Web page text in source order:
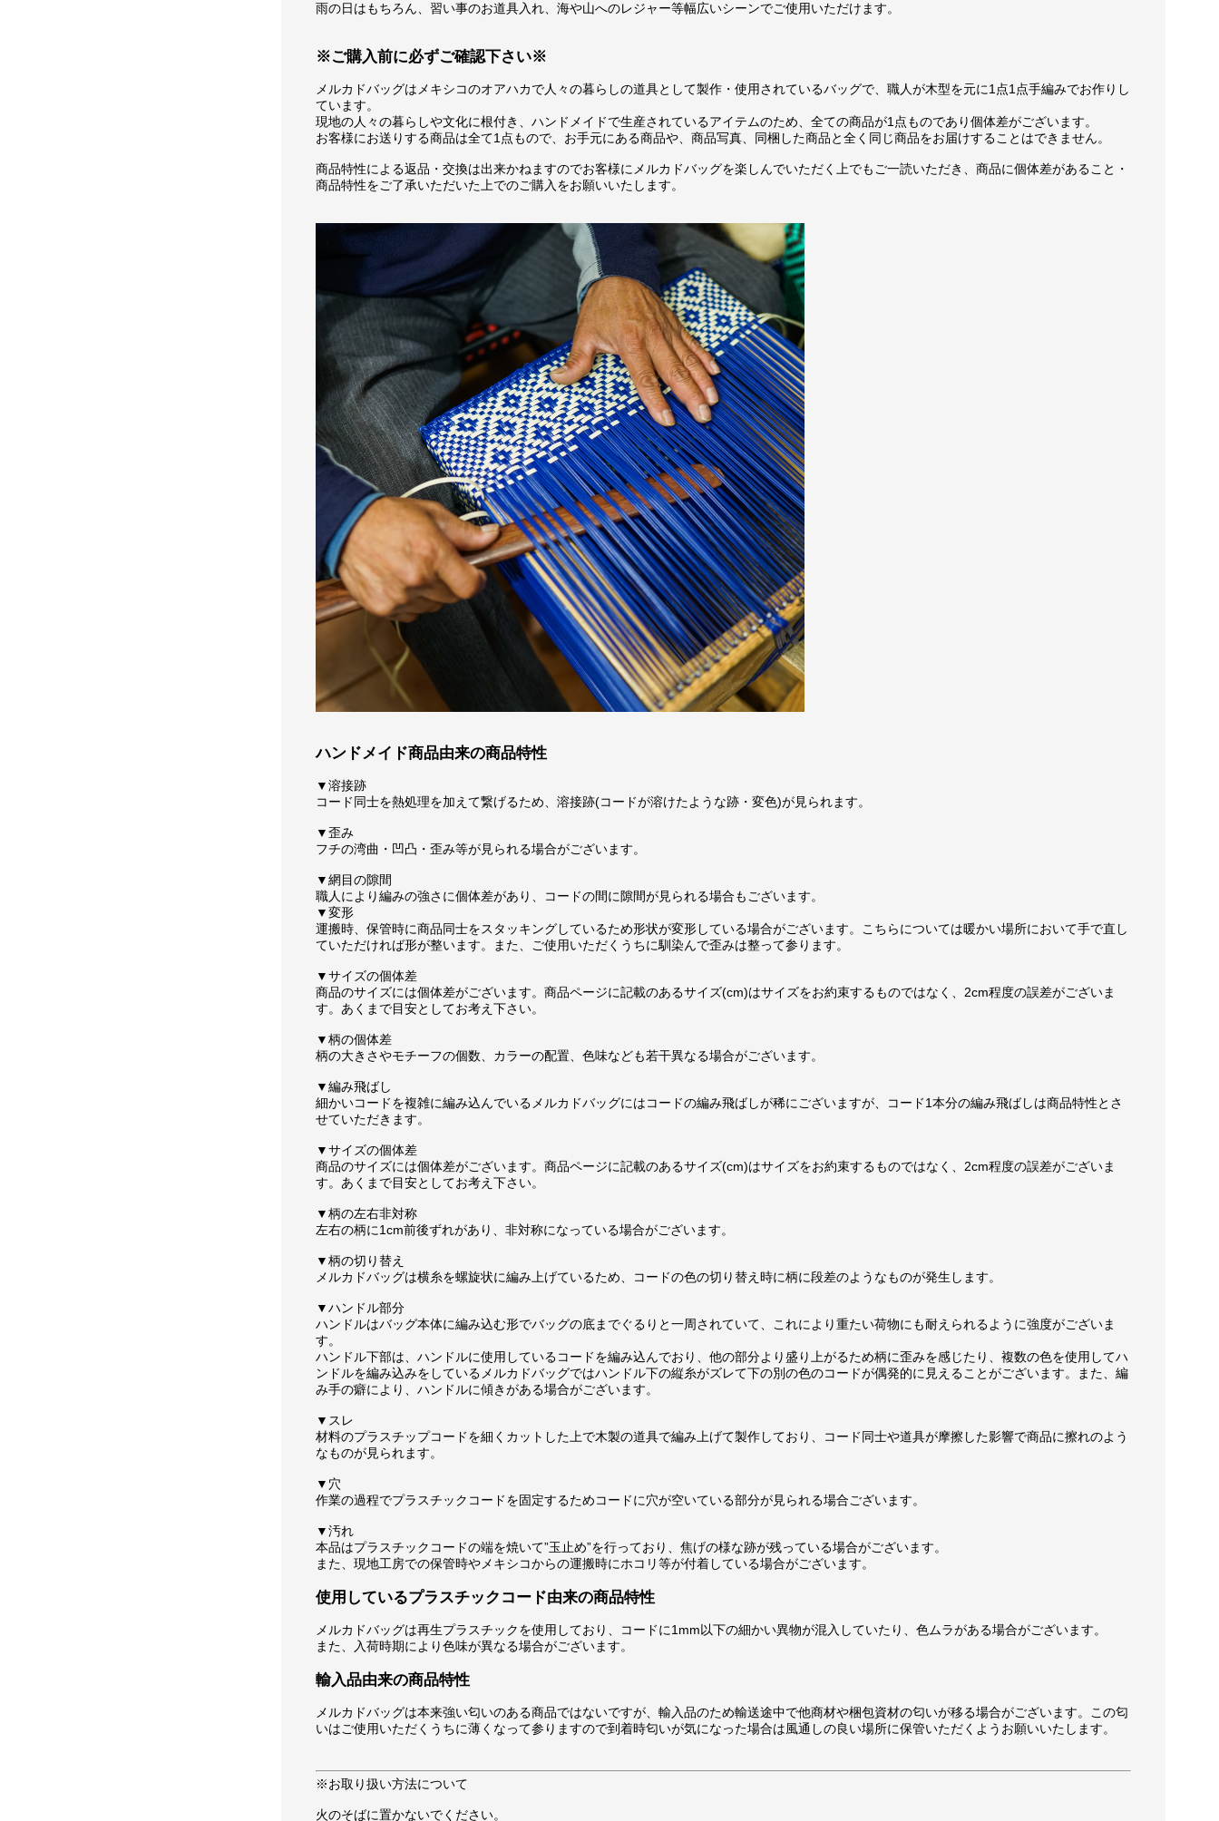
雨の日はもちろん、習い事のお道具入れ、海や山へのレジャー等幅広いシーンでご使用いただけます。
※ご購入前に必ずご確認下さい※
メルカドバッグはメキシコのオアハカで人々の暮らしの道具として製作・使用されているバッグで、職人が木型を元に1点1点手編みでお作りし
ています。
現地の人々の暮らしや文化に根付き、ハンドメイドで生産されているアイテムのため、全ての商品が1点ものであり個体差がございます。
お客様にお送りする商品は全て1点もので、お手元にある商品や、商品写真、同梱した商品と全く同じ商品をお届けすることはできません。
商品特性による返品・交換は出来かねますのでお客様にメルカドバッグを楽しんでいただく上でもご一読いただき、商品に個体差があること・
商品特性をご了承いただいた上でのご購入をお願いいたします。
ハンドメイド商品由来の商品特性
▼溶接跡
コード同士を熱処理を加えて繋げるため、溶接跡(コードが溶けたような跡・変色)が見られます。
▼歪み
フチの湾曲・凹凸・歪み等が見られる場合がございます。
▼網目の隙間
職人により編みの強さに個体差があり、コードの間に隙間が見られる場合もございます。
▼変形
運搬時、保管時に商品同士をスタッキングしているため形状が変形している場合がございます。こちらについては暖かい場所において手で直し
ていただければ形が整います。また、ご使用いただくうちに馴染んで歪みは整って参ります。
▼サイズの個体差
商品のサイズには個体差がございます。商品ページに記載のあるサイズ(cm)はサイズをお約束するものではなく、2cm程度の誤差がございま
す。あくまで目安としてお考え下さい。
▼柄の個体差
柄の大きさやモチーフの個数、カラーの配置、色味なども若干異なる場合がございます。
▼編み飛ばし
細かいコードを複雑に編み込んでいるメルカドバッグにはコードの編み飛ばしが稀にございますが、コード1本分の編み飛ばしは商品特性とさ
せていただきます。
▼サイズの個体差
商品のサイズには個体差がございます。商品ページに記載のあるサイズ(cm)はサイズをお約束するものではなく、2cm程度の誤差がございま
す。あくまで目安としてお考え下さい。
▼柄の左右非対称
左右の柄に1cm前後ずれがあり、非対称になっている場合がございます。
▼柄の切り替え
メルカドバッグは横糸を螺旋状に編み上げているため、コードの色の切り替え時に柄に段差のようなものが発生します。
▼ハンドル部分
ハンドルはバッグ本体に編み込む形でバッグの底までぐるりと一周されていて、これにより重たい荷物にも耐えられるように強度がございま
す。
ハンドル下部は、ハンドルに使用しているコードを編み込んでおり、他の部分より盛り上がるため柄に歪みを感じたり、複数の色を使用してハ
ンドルを編み込みをしているメルカドバッグではハンドル下の縦糸がズレて下の別の色のコードが偶発的に見えることがございます。また、編
み手の癖により、ハンドルに傾きがある場合がございます。
▼スレ
材料のプラスチップコードを細くカットした上で木製の道具で編み上げて製作しており、コード同士や道具が摩擦した影響で商品に擦れのよう
なものが見られます。
▼穴
作業の過程でプラスチックコードを固定するためコードに穴が空いている部分が見られる場合ございます。
▼汚れ
本品はプラスチックコードの端を焼いて”玉止め”を行っており、焦げの様な跡が残っている場合がございます。
また、現地工房での保管時やメキシコからの運搬時にホコリ等が付着している場合がございます。
使用しているプラスチックコード由来の商品特性
メルカドバッグは再生プラスチックを使用しており、コードに1mm以下の細かい異物が混入していたり、色ムラがある場合がございます。
また、入荷時期により色味が異なる場合がございます。
輸入品由来の商品特性
メルカドバッグは本来強い匂いのある商品ではないですが、輸入品のため輸送途中で他商材や梱包資材の匂いが移る場合がございます。この匂
いはご使用いただくうちに薄くなって参りますので到着時匂いが気になった場合は風通しの良い場所に保管いただくようお願いいたします。
※お取り扱い方法について
火のそばに置かないでください。